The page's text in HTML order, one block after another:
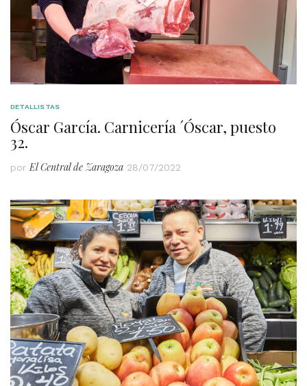
DETALLISTAS
Óscar García. Carnicería ´Óscar, puesto
32.
por El Central de Zaragoza 28/07/2022